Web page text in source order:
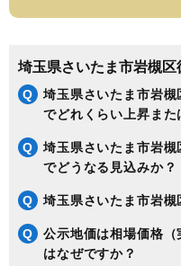
埼玉県さいたま市岩槻
Q
埼玉県さいたま市岩
でどれくらい上昇また
Q
埼玉県さいたま市岩
でどうなる見込みか？
Q 埼玉県さいたま市岩槻
Q
公示地価は相場価格
はなぜですか？